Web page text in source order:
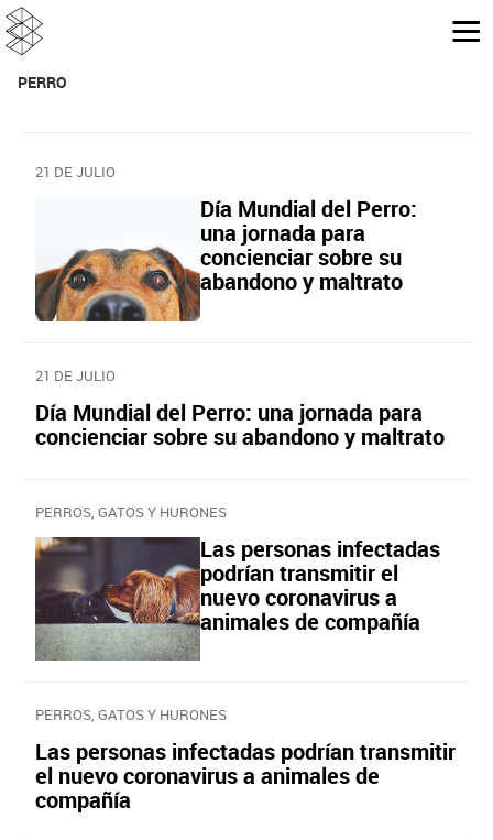
PERRO
21 DE JULIO
Día Mundial del Perro:
una jornada para
concienciar sobre su
abandono y maltrato
21 DE JULIO
Día Mundial del Perro: una jornada para
concienciar sobre su abandono y maltrato
PERROS, GATOS Y HURONES
Las personas infectadas
podrían transmitir el
nuevo coronavirus a
animales de compañía
PERROS, GATOS Y HURONES
Las personas infectadas podrían transmitir
el nuevo coronavirus a animales de
compañía